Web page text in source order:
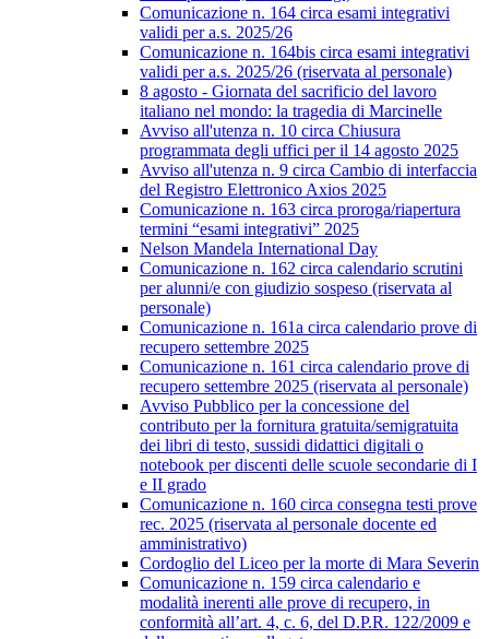
Comunicazione n. 164 circa esami integrativi
validi per a.s. 2025/26
Comunicazione n. 164bis circa esami integrativi
validi per a.s. 2025/26 (riservata al personale)
8 agosto - Giornata del sacrificio del lavoro
italiano nel mondo: la tragedia di Marcinelle
Avviso all'utenza n. 10 circa Chiusura
programmata degli uffici per il 14 agosto 2025
Avviso all'utenza n. 9 circa Cambio di interfaccia
del Registro Elettronico Axios 2025
Comunicazione n. 163 circa proroga/riapertura
termini “esami integrativi” 2025
Nelson Mandela International Day
Comunicazione n. 162 circa calendario scrutini
per alunni/e con giudizio sospeso (riservata al
personale)
Comunicazione n. 161a circa calendario prove di
recupero settembre 2025
Comunicazione n. 161 circa calendario prove di
recupero settembre 2025 (riservata al personale)
Avviso Pubblico per la concessione del
contributo per la fornitura gratuita/semigratuita
dei libri di testo, sussidi didattici digitali o
notebook per discenti delle scuole secondarie di I
e II grado
Comunicazione n. 160 circa consegna testi prove
rec. 2025 (riservata al personale docente ed
amministrativo)
Cordoglio del Liceo per la morte di Mara Severin
Comunicazione n. 159 circa calendario e
modalità inerenti alle prove di recupero, in
conformità all’art. 4, c. 6, del D.P.R. 122/2009 e